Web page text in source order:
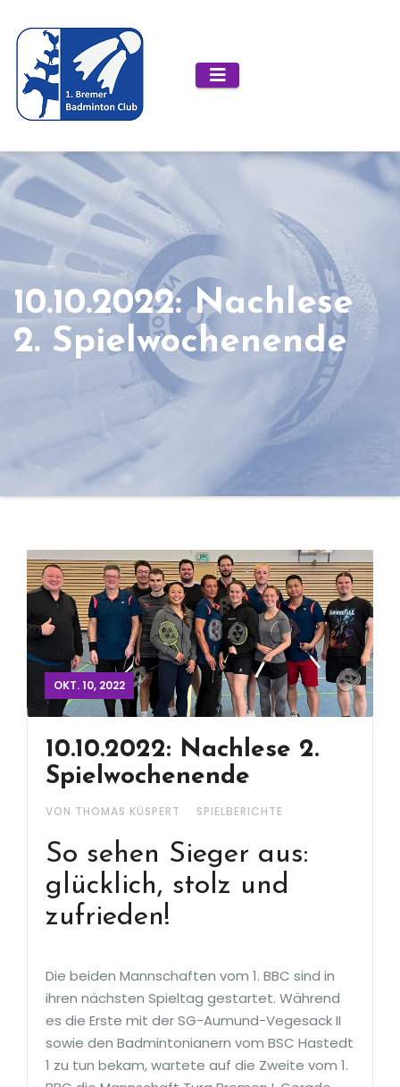
Inhalt
springen
10.10.2022: Nachlese
2. Spielwochenende
OKT. 10, 2022
10.10.2022: Nachlese 2.
Spielwochenende
VON THOMAS KÜSPERT SPIELBERICHTE
So sehen Sieger aus:
glücklich, stolz und
zufrieden!
Die beiden Mannschaften vom 1. BBC sind in
ihren nächsten Spieltag gestartet. Während
es die Erste mit der SG-Aumund-Vegesack II
sowie den Badmintonianern vom BSC Hastedt
1 zu tun bekam, wartete auf die Zweite vom 1.